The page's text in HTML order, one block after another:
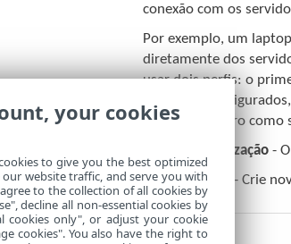
conexão com os
Por exemplo, um
diretamente dos
usar dois perfis: o
estiverem
primário e outro como
Perfil de atualização -
Lista de perfis
- Crie
your cookies
to give you the best optimized
website traffic, and serve you with
to the collection of all cookies by
decline all non-essential cookies by
cookies only", or adjust your cookie
cookies". You also have the right to